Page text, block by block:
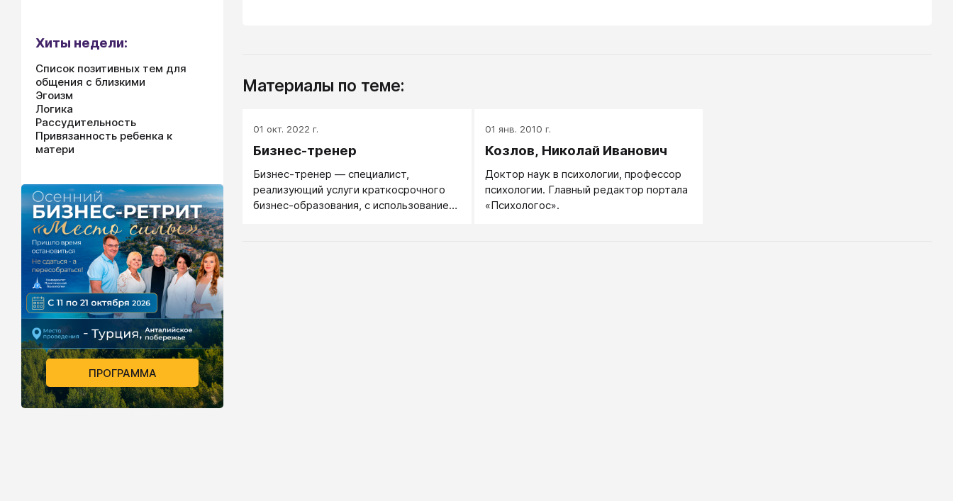
Материалы по теме:
01 окт. 2022 г.
Бизнес-тренер
Бизнес-тренер — специалист,
реализующий услуги краткосрочного
бизнес-образования, с использованием
01 янв. 2010 г.
Козлов, Николай Иванович
Доктор наук в психологии, профессор
психологии. Главный редактор портала
«Психологос».
Хиты недели:
Список позитивных тем для
общения с близкими
Эгоизм
Логика
Рассудительность
Привязанность ребенка к
матери
ПРОГРАММА